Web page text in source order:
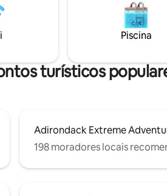
para caminhada e esqui,
coisas, tudo isso ajuda a
o lugar perfeito para fazer
com amigos ou familiares.
para barcos disponível
que
Piscina
turísticos
Adirondack Extreme
198 moradores locais